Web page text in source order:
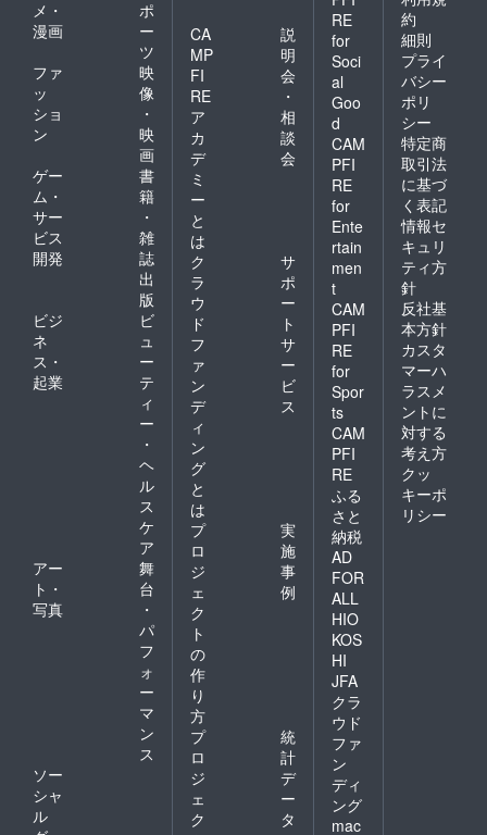
メ・
漫画
ポ
ー
ツ
ファ
ッ
ショ
ン
映
像
・
映
画
ゲー
ム・
サー
ビス
開発
書
籍
・
雑
誌
出
版
ビジ
ネ
ス・
起業
ビ
ュ
ー
テ
ィ
ー
・
ヘ
ル
ス
ケ
ア
アー
ト・
写真
舞
台
・
パ
フ
ォ
ー
マ
ン
ス
ソー
シャ
ル
CA
MP
FI
RE
ア
カ
デ
ミ
ー
と
は
説
明
会
・
相
談
会
ク
ラ
ウ
ド
フ
ァ
ン
デ
ィ
ン
グ
と
は
サ
ポ
ー
ト
サ
ー
ビ
ス
プ
ロ
ジ
ェ
ク
ト
の
作
り
方
実
施
事
例
プ
ロ
ジ
ェ
ク
統
計
デ
ー
タ
RE
for
Soci
al
Goo
d
CAM
PFI
RE
for
Ente
rtain
men
t
CAM
PFI
RE
for
Spor
ts
CAM
PFI
RE
ふる
さと
納税
AD
FOR
ALL
HIO
KOS
HI
JFA
クラ
ウド
ファ
ン
ディ
ング
mac
約
細則
プライ
バシー
ポリ
シー
特定商
取引法
に基づ
く表記
情報セ
キュリ
ティ方
針
反社基
本方針
カスタ
マーハ
ラスメ
ントに
対する
考え方
クッ
キーポ
リシー